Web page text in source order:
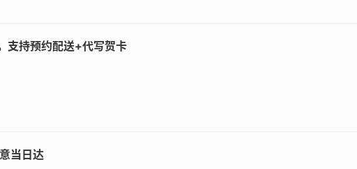
免配送延迟，建议提前确认收花地址是否属偏远地区。西藏、青海等
康乃馨、向日葵等硬挺花材，避开绣球等易脱水品种
选"二次配送"服务避免收花人不在家
支持预约配送+代写贺卡
当日达